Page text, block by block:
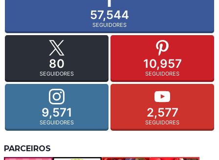
57,544
SEGUIDORES
80
SEGUIDORES
10,957
SEGUIDORES
9,571
SEGUIDORES
2,577
SEGUIDORES
PARCEIROS